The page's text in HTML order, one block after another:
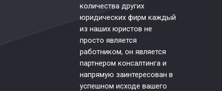
количества других
юридических фирм каждый
из наших юристов не
просто является
работником, он является
партнером консалтинга и
напрямую заинтересован в
успешном исходе вашего